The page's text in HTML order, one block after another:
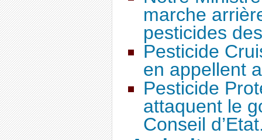
marche
pesticides
Pesticide
en appellent
Pesticide
attaquent le
Conseil